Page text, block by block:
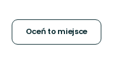
gwiazdek
Oceń to miejsce